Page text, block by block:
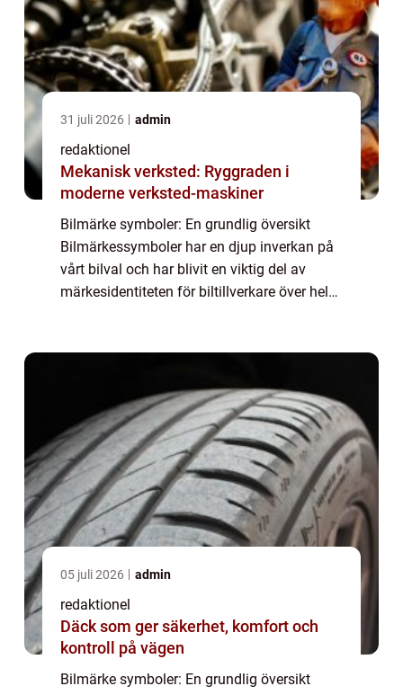
31 juli 2026 admin
redaktionel
Mekanisk verksted: Ryggraden i
moderne verksted-maskiner
Bilmärke symboler: En grundlig översikt
Bilmärkessymboler har en djup inverkan på
vårt bilval och har blivit en viktig del av
märkesidentiteten för biltillverkare över hela
05 juli 2026 admin
redaktionel
Däck som ger säkerhet, komfort och
kontroll på vägen
Bilmärke symboler: En grundlig översikt